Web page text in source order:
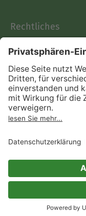
Rechtliches
AGB
Informationen nach
Act
Verträge hier
Impressum